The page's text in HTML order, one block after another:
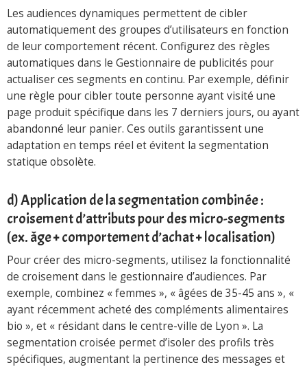
Les audiences dynamiques permettent de cibler
automatiquement des groupes d’utilisateurs en fonction
de leur comportement récent. Configurez des règles
automatiques dans le Gestionnaire de publicités pour
actualiser ces segments en continu. Par exemple, définir
une règle pour cibler toute personne ayant visité une
page produit spécifique dans les 7 derniers jours, ou ayant
abandonné leur panier. Ces outils garantissent une
adaptation en temps réel et évitent la segmentation
statique obsolète.
d) Application de la segmentation combinée :
croisement d’attributs pour des micro-segments
(ex. âge + comportement d’achat + localisation)
Pour créer des micro-segments, utilisez la fonctionnalité
de croisement dans le gestionnaire d’audiences. Par
exemple, combinez « femmes », « âgées de 35-45 ans », «
ayant récemment acheté des compléments alimentaires
bio », et « résidant dans le centre-ville de Lyon ». La
segmentation croisée permet d’isoler des profils très
spécifiques, augmentant la pertinence des messages et